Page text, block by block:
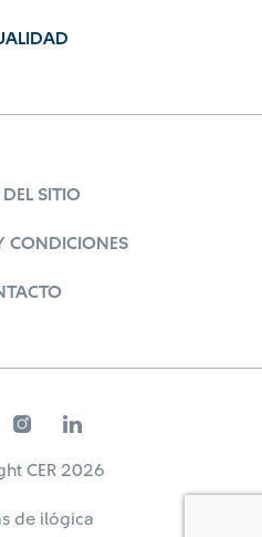
SITIO
CONDICIONES
CER 2026
de ilógica